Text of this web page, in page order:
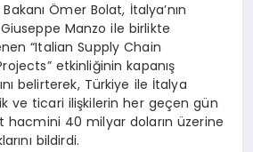
Ömer Bolat, İtalya’nın
Manzo ile birlikte
“Italian Supply Chain
etkinliğinin kapanış
belirterek, Türkiye ile İtalya
ve ticari ilişkilerin her geçen gün
hacmini 40 milyar doların üzerine
bildirdi.